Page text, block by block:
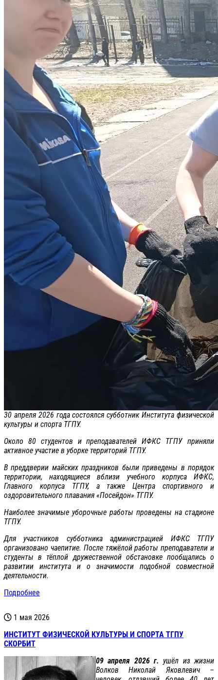
30 апреля 2026 года состоялся субботник Института физической
культуры и спорта ТГПУ.
Около 80 студентов и преподавателей ИФКС ТГПУ приняли
активное участие в уборке территорий ТГПУ.
В преддверии майских праздников были приведены в порядок
территории, находящиеся вблизи учебного корпуса ИФКС,
Главного корпуса ТГПУ, а также Центра спортивного и
оздоровительного плавания «Посейдон» ТГПУ.
Наиболее значимые уборочные работы проведены на стадионе
ТГПУ.
Для участников субботника администрацией ИФКС ТГПУ
организовано чаепитие. После тяжёлой работы преподаватели и
студенты в тёплой дружественной обстановке пообщались о
развитии института и о значимости подобной совместной
деятельности.
Подробнее
1 мая 2026
ИНСТИТУТ ФИЗИЧЕСКОЙ КУЛЬТУРЫ И СПОРТА ТГПУ
СКОРБИТ
09 апреля 2026 г. ушёл из жизни
Волков Николай Яковлевич –